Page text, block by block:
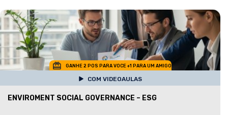
GANHE 2 POS PARA VOCE +1 PARA UM AMIGO
COM VIDEOAULAS
ENVIROMENT SOCIAL GOVERNANCE – ESG